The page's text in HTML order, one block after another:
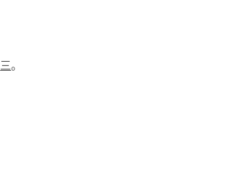
三。